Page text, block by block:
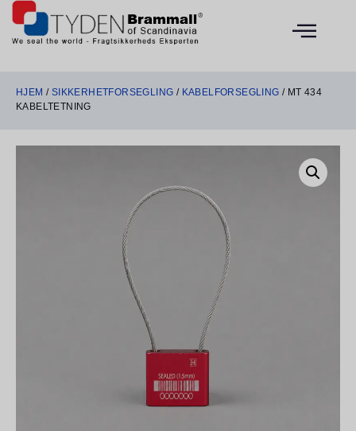
HJEM / SIKKERHETFORSEGLING / KABELFORSEGLING / MT 434
KABELTETNING